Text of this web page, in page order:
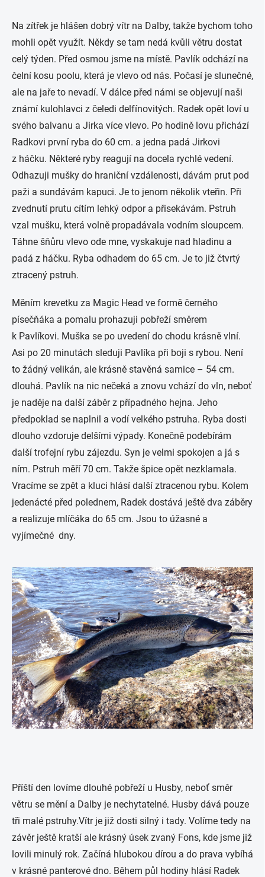
Na zítřek je hlášen dobrý vítr na Dalby, takže bychom toho
mohli opět využít. Někdy se tam nedá kvůli větru dostat
celý týden. Před osmou jsme na místě. Pavlík odchází na
čelní kosu poolu, která je vlevo od nás. Počasí je slunečné,
ale na jaře to nevadí. V dálce před námi se objevují naši
známí kulohlavci z čeledi delfínovitých. Radek opět loví u
svého balvanu a Jirka více vlevo. Po hodině lovu přichází
Radkovi první ryba do 60 cm. a jedna padá Jirkovi
z háčku. Některé ryby reagují na docela rychlé vedení.
Odhazuji mušky do hraniční vzdálenosti, dávám prut pod
paži a sundávám kapuci. Je to jenom několik vteřin. Při
zvednutí prutu cítím lehký odpor a přisekávám. Pstruh
vzal mušku, která volně propadávala vodním sloupcem.
Táhne šňůru vlevo ode mne, vyskakuje nad hladinu a
padá z háčku. Ryba odhadem do 65 cm. Je to již čtvrtý
ztracený pstruh.
Měním krevetku za Magic Head ve formě černého
písečňáka a pomalu prohazuji pobřeží směrem
k Pavlíkovi. Muška se po uvedení do chodu krásně vlní.
Asi po 20 minutách sleduji Pavlíka při boji s rybou. Není
to žádný velikán, ale krásně stavěná samice – 54 cm.
dlouhá. Pavlík na nic nečeká a znovu vchází do vln, neboť
je naděje na další záběr z případného hejna. Jeho
předpoklad se naplnil a vodí velkého pstruha. Ryba dosti
dlouho vzdoruje delšími výpady. Konečně podebírám
další trofejní rybu zájezdu. Syn je velmi spokojen a já s
ním. Pstruh měří 70 cm. Takže špice opět nezklamala.
Vracíme se zpět a kluci hlásí další ztracenou rybu. Kolem
jedenácté před polednem, Radek dostává ještě dva záběry
a realizuje mlíčáka do 65 cm. Jsou to úžasné a
vyjímečné dny.
Příští den lovíme dlouhé pobřeží u Husby, neboť směr
větru se mění a Dalby je nechytatelné. Husby dává pouze
tři malé pstruhy.Vítr je již dosti silný i tady. Volíme tedy na
závěr ještě kratší ale krásný úsek zvaný Fons, kde jsme již
lovili minulý rok. Začíná hlubokou dírou a do prava vybíhá
v krásné panterové dno. Během půl hodiny hlásí Radek